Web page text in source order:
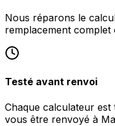
Nous réparons le
remplacement complet
Testé avant renvoi
Chaque calculateur
vous être renvoyé à